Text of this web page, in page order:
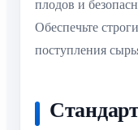
плодов и
Обеспечьте
поступления